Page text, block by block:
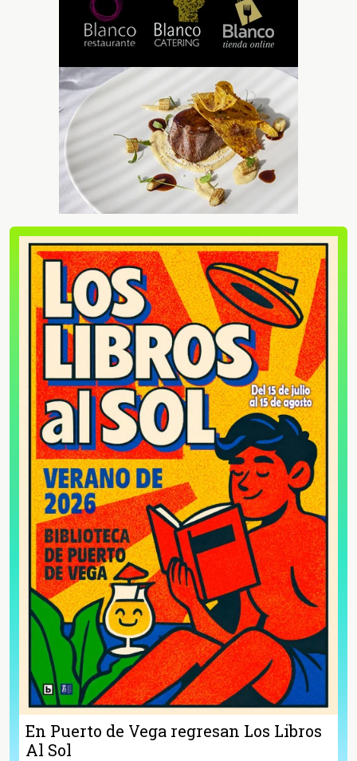
En Puerto de Vega regresan Los Libros
Al Sol